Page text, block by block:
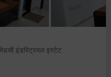
इंडस्ट्रियल इस्टेट